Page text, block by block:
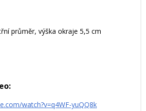
průměr, výška okraje 5,5 cm
watch?v=q4WF-yuQQ8k